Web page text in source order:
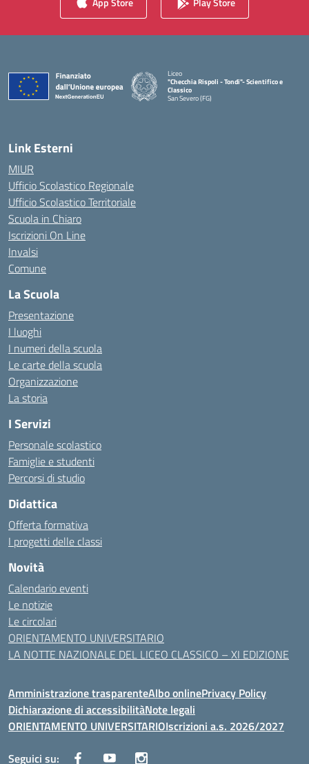
Liceo
"Checchia Rispoli - Tondi"- Scientifico e
Classico
San Severo (FG)
Link Esterni
MIUR
Ufficio Scolastico Regionale
Ufficio Scolastico Territoriale
Scuola in Chiaro
Iscrizioni On Line
Invalsi
Comune
La Scuola
Presentazione
I luoghi
I numeri della scuola
Le carte della scuola
Organizzazione
La storia
I Servizi
Personale scolastico
Famiglie e studenti
Percorsi di studio
Didattica
Offerta formativa
I progetti delle classi
Novità
Calendario eventi
Le notizie
Le circolari
ORIENTAMENTO UNIVERSITARIO
LA NOTTE NAZIONALE DEL LICEO CLASSICO – XI EDIZIONE
Amministrazione trasparenteAlbo onlinePrivacy Policy
Dichiarazione di accessibilitàNote legali
ORIENTAMENTO UNIVERSITARIOIscrizioni a.s. 2026/2027
Seguici su: